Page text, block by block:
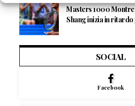
Masters 1000
Shang inizia in
SOCIAL
Facebook